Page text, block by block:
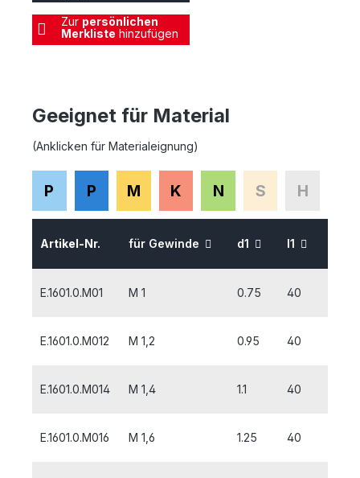
Zur persönlichen
Merkliste hinzufügen
Geeignet für Material
(Anklicken für Materialeignung)
P P M K N S H
Artikel-Nr. für Gewinde d1 l1
E.1601.0.M01 M 1 0.75 40
E.1601.0.M012 M 1,2 0.95 40
E.1601.0.M014 M 1,4 1.1 40
E.1601.0.M016 M 1,6 1.25 40